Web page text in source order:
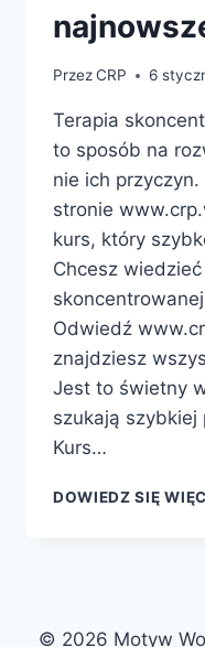
PrzezCRP 6
Terapia
to sposób na
nie ich
stronie
kurs, który
Chcesz
Odwiedź
znajdziesz
Jest to świetny
szukają szybkiej
Kurs…
DOWIEDZ SIĘ
© 2026 Motyw